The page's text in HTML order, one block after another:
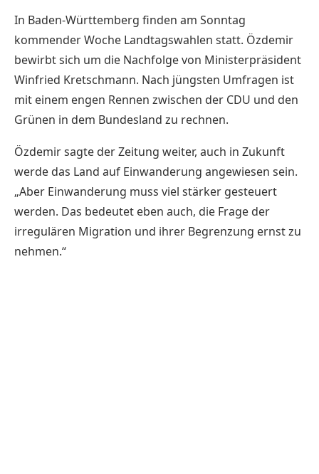
In Baden-Württemberg finden am Sonntag
kommender Woche Landtagswahlen statt. Özdemir
bewirbt sich um die Nachfolge von Ministerpräsident
Winfried Kretschmann. Nach jüngsten Umfragen ist
mit einem engen Rennen zwischen der CDU und den
Grünen in dem Bundesland zu rechnen.
Özdemir sagte der Zeitung weiter, auch in Zukunft
werde das Land auf Einwanderung angewiesen sein.
„Aber Einwanderung muss viel stärker gesteuert
werden. Das bedeutet eben auch, die Frage der
irregulären Migration und ihrer Begrenzung ernst zu
nehmen.“